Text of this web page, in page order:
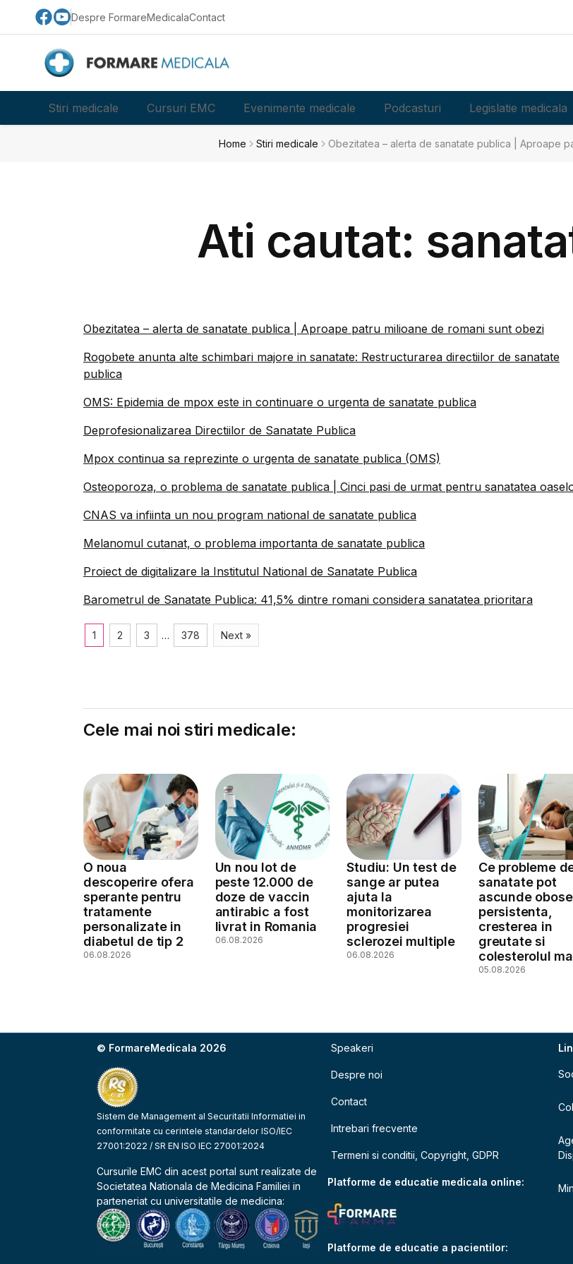
Despre FormareMedicalaContact
Stiri medicale Cursuri EMC Evenimente medicale Podcasturi Legislatie medicala
Home Stiri medicale Obezitatea – alerta de sanatate publica | Aproape
Ati cautat:
Obezitatea – alerta de sanatate publica | Aproape patru milioane de romani sunt obezi
Rogobete anunta alte schimbari majore in sanatate: Restructurarea directiilor de sanatate
publica
OMS: Epidemia de mpox este in continuare o urgenta de sanatate publica
Deprofesionalizarea Directiilor de Sanatate Publica
Mpox continua sa reprezinte o urgenta de sanatate publica (OMS)
Osteoporoza, o problema de sanatate publica | Cinci pasi de urmat pentru sanatatea
CNAS va infiinta un nou program national de sanatate publica
Melanomul cutanat, o problema importanta de sanatate publica
Proiect de digitalizare la Institutul National de Sanatate Publica
Barometrul de Sanatate Publica: 41,5% dintre romani considera sanatatea prioritara
1 2 3 … 378 Next »
Cele mai noi stiri medicale:
O noua
descoperire ofera
sperante pentru
tratamente
personalizate in
diabetul de tip 2
06.08.2026
Un nou lot de
peste 12.000 de
doze de vaccin
antirabic a fost
livrat in Romania
06.08.2026
Studiu: Un test de
sange ar putea
ajuta la
monitorizarea
progresiei
sclerozei multiple
06.08.2026
Ce probleme
sanatate pot
ascunde
persistenta,
cresterea in
greutate si
colesterolul
05.08.2026
© FormareMedicala 2026
Sistem de Management al Securitatii Informatiei in
conformitate cu cerintele standardelor ISO/IEC
27001:2022 / SR EN ISO IEC 27001:2024
Cursurile EMC din acest portal sunt realizate de
Societatea Nationala de Medicina Familiei in
parteneriat cu universitatile de medicina:
Speakeri
Despre noi
Contact
Intrebari frecvente
Termeni si conditii, Copyright, GDPR
Platforme de educatie medicala online:
Platforme de educatie a pacientilor: